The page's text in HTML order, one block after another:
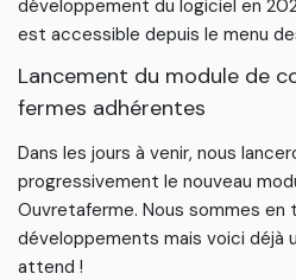
développement du logiciel en
est accessible depuis le menu
Lancement du module de
fermes adhérentes
Dans les jours à venir, nous
progressivement le nouveau
Ouvretaferme. Nous sommes en
développements mais voici déjà
attend !